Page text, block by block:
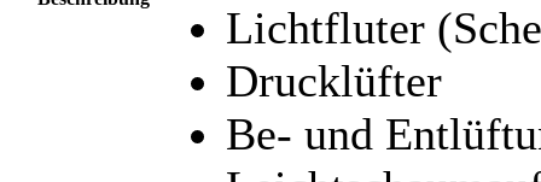
Lichtfluter
Drucklüfter
Be- und